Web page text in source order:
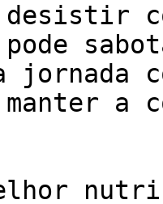
pode
jornada
a